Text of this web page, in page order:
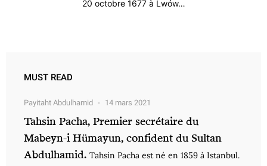
20 octobre 1677 à Lwów…
MUST READ
Payitaht Abdulhamid 14 mars 2021
Tahsin Pacha, Premier secrétaire du
Mabeyn-i Hümayun, confident du Sultan
Abdulhamid. Tahsin Pacha est né en 1859 à Istanbul.